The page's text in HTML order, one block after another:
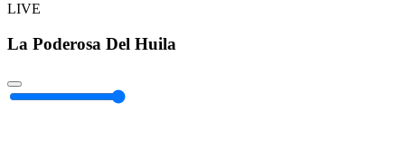
LIVE
La Poderosa Del Huila